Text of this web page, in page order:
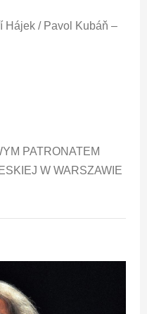
Hájek / Pavol Kubáň –
PATRONATEM
W WARSZAWIE